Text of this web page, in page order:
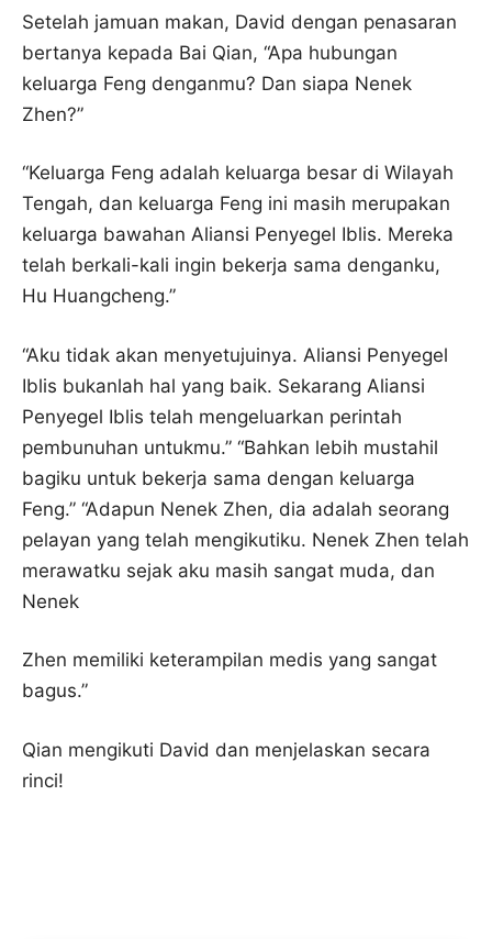
Setelah jamuan makan, David dengan penasaran
bertanya kepada Bai Qian, “Apa hubungan
keluarga Feng denganmu? Dan siapa Nenek
Zhen?”
“Keluarga Feng adalah keluarga besar di Wilayah
Tengah, dan keluarga Feng ini masih merupakan
keluarga bawahan Aliansi Penyegel Iblis. Mereka
telah berkali-kali ingin bekerja sama denganku,
Hu Huangcheng.”
“Aku tidak akan menyetujuinya. Aliansi Penyegel
Iblis bukanlah hal yang baik. Sekarang Aliansi
Penyegel Iblis telah mengeluarkan perintah
pembunuhan untukmu.” “Bahkan lebih mustahil
bagiku untuk bekerja sama dengan keluarga
Feng.” “Adapun Nenek Zhen, dia adalah seorang
pelayan yang telah mengikutiku. Nenek Zhen telah
merawatku sejak aku masih sangat muda, dan
Nenek
Zhen memiliki keterampilan medis yang sangat
bagus.”
Qian mengikuti David dan menjelaskan secara
rinci!